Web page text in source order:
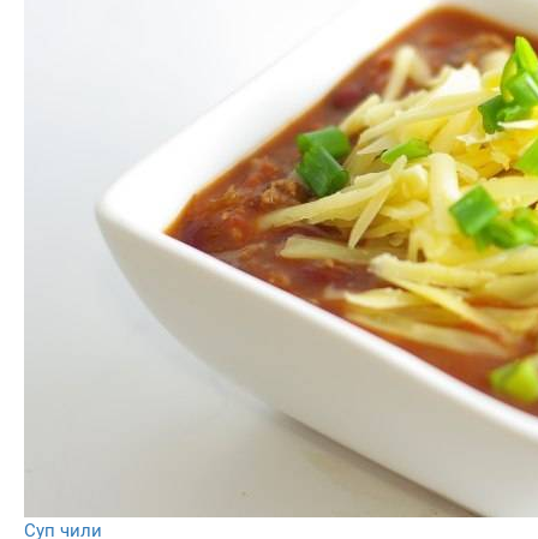
Суп чили